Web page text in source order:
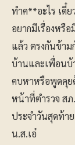
ทำค**อะไร เดี๋
อยากมีเรื่องหรื
แล้ว ตรงกันข้าม
บ้านและเพื่อนบ้
คบหาหรือพูดคุย
หน้าที่ตำรวจ สภ
ประจำวันสุดท้า
น.ส.เอ๋